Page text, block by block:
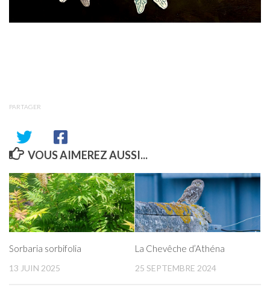
PARTAGER
VOUS AIMEREZ AUSSI...
Sorbaria sorbifolia
13 JUIN 2025
La Chevêche d’Athéna
25 SEPTEMBRE 2024